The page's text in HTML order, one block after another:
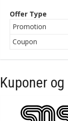
Offer Type
Promotion
Coupon
Kuponer